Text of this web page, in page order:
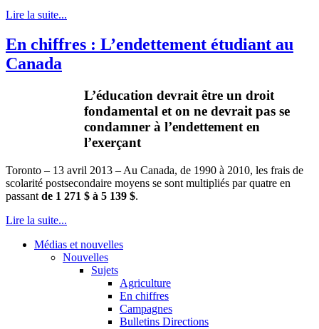
Lire la suite...
En chiffres : L’endettement étudiant au
Canada
L’éducation devrait être un droit
fondamental et on ne devraitpas se
condamner à l’endettementen
l’exerçant
Toronto – 13 avril 2013 – Au Canada, de 1990 à 2010, les frais de
scolarité postsecondaire moyens se sont multipliés parquatre en
passant de 1 271 $ à 5 139 $.
Lire la suite...
Médias et nouvelles
Nouvelles
Sujets
Agriculture
En chiffres
Campagnes
Bulletins Directions